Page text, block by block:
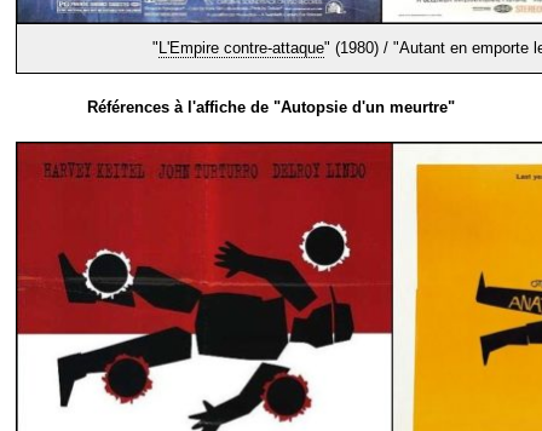
"L'Empire contre-attaque" (1980) / "Autant en emporte
Références à l'affiche de "Autopsie d'un meurtre"